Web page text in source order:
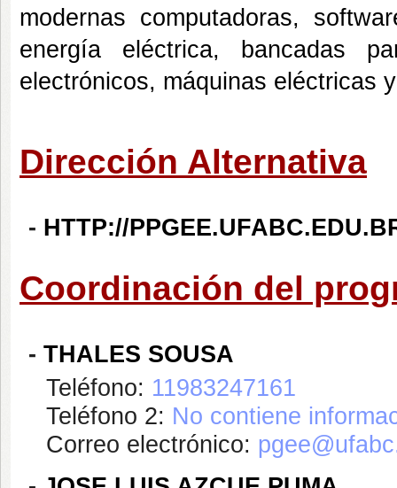
modernas computadoras,
energía eléctrica, bancadas
electrónicos, máquinas eléctricas
Dirección Alternativa
- HTTP://
Coordinación del
- THALES SOUSA
Teléfono: 11983247161
Teléfono 2: No contiene
Correo electrónico: